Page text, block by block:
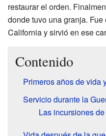
restaurar el orden.
donde tuvo una granja.
California y sirvió en ese
Contenido
Primeros años de vida
Servicio durante la
Las incursiones